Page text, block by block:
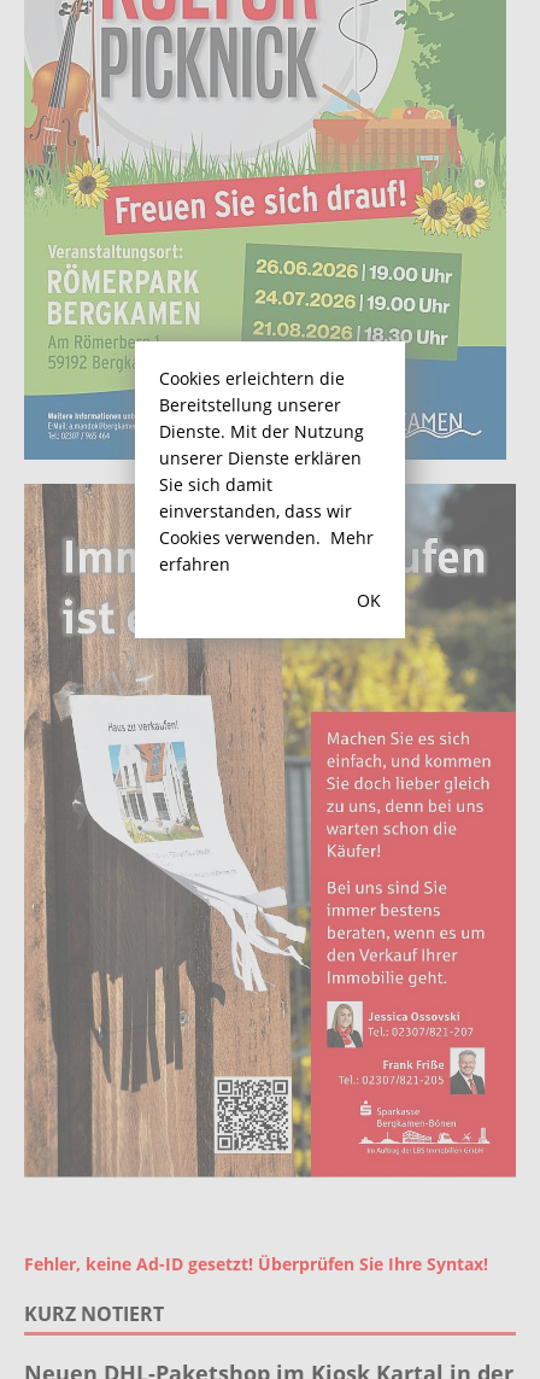
Fehler, keine Ad-ID gesetzt! Überprüfen Sie Ihre Syntax!
KURZ NOTIERT
Cookies erleichtern die
Bereitstellung unserer
Dienste. Mit der Nutzung
unserer Dienste erklären
Sie sich damit
einverstanden, dass wir
Cookies verwenden. Mehr
erfahren
OK